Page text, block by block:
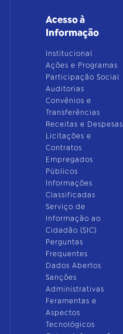
Acesso à
Informação
Institucional
Ações e Programas
Participação Social
Auditorias
Convênios e
Transferências
Receitas e Despesas
Licitações e
Contratos
Empregados
Públicos
Informações
Classificadas
Serviço de
Informação ao
Cidadão (SIC)
Perguntas
Frequentes
Dados Abertos
Sanções
Administrativas
Feramentas e
Aspectos
Tecnológicos